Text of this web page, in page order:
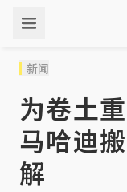
新闻
为卷土
马哈迪
解